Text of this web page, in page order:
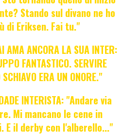
Stando sul divano ne ho
di Eriksen. Fai tu."
AMA ANCORA LA SUA INTER:
FANTASTICO. SERVIRE
ERA UN ONORE."
INTERISTA: "Andare via
Mi mancano le cene in
E il derby con l'alberello..."